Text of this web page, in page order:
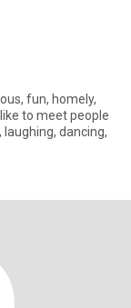
fun, homely,
to meet people
laughing, dancing,